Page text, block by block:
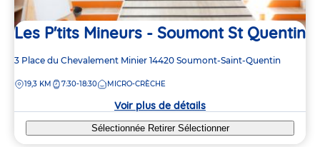
Les P'tits Mineurs - Soumont St Quentin
Adresse
la
3 Place du Chevalement Minier 14420 Soumont-Saint-Quentin
DISTANCE
19,3 KM 7:30-18:30 MICRO-CRÈCHE
Voir plus de détails
Sélectionnée Retirer Sélectionner